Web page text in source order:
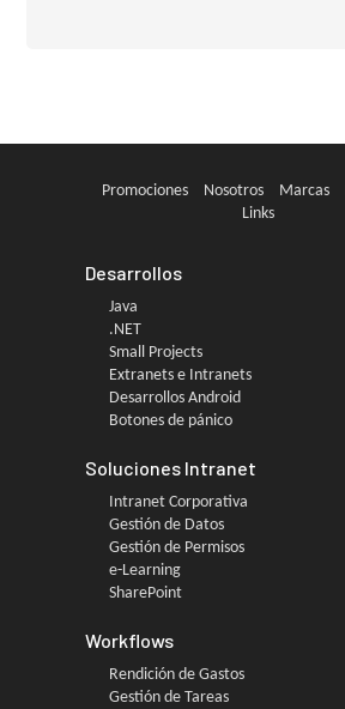
Promociones Nosotros Marcas
Links
Desarrollos
Java
.NET
Small Projects
Extranets e Intranets
Desarrollos Android
Botones de pánico
Soluciones Intranet
Intranet Corporativa
Gestión de Datos
Gestión de Permisos
e-Learning
SharePoint
Workflows
Rendición de Gastos
Gestión de Tareas